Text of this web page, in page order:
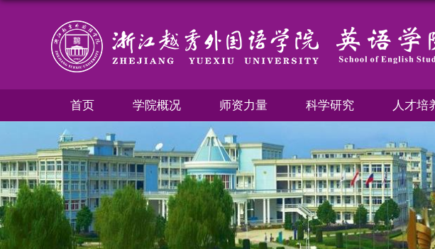
首页 学院概况 师资力量 科学研究 人才培